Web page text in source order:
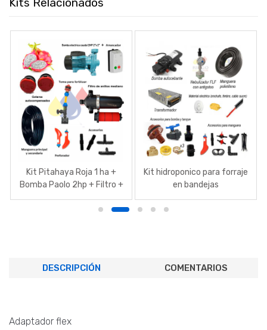
Kits Relacionados
Kit Pitahaya Roja 1 ha +
Bomba Paolo 2hp + Filtro +
Mangueras + Goteros
Kit hidroponico para forraje
en bandejas
DESCRIPCIÓN COMENTARIOS
Adaptador flex